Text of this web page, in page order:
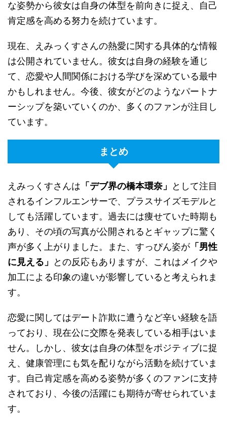
な姿勢から彼女は自身の体型を前向きに捉え、自己
肯定感を高める努力を続けています。
現在、えみっくすさんの熱愛に関する具体的な情報
は公開されていません。彼女は自身の経験を通じ
て、恋愛や人間関係における学びを深めている最中
かもしれません。今後、彼女がどのようなパートナ
ーシップを築いていくのか、多くのファンが注目し
ています。
まとめ
えみっくすさんは 「デブ界の橋本環奈」
として注目
されるインフルエンサーで、プラスサイズモデルと
しても活躍しています。過去には痩せていた時期も
あり、その頃の写真が公開されるとギャップに驚く
声が多く上がりました。また、すっぴん姿が 「男性
に見える」
との反応もありますが、これはメイクや
加工による印象の違いが影響していると考えられま
す。
恋愛に関してはデート詐欺に遭うなど辛い経験を語
っており、現在公に交際を発表している相手はいま
せん。しかし、彼女は自身の体型をポジティブに捉
え、健康管理にも気を配りながら活動を続けていま
す。自己肯定感を高める姿勢が多くのファンに支持
されており、今後の活躍にも期待が寄せられていま
す。